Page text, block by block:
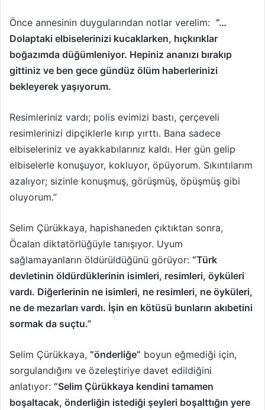
Önce annesinin duygularından notlar verelim: “…
Dolaptaki elbiselerinizi kucaklarken, hıçkırıklar
boğazımda düğümleniyor. Hepiniz ananızı bırakıp
gittiniz ve ben gece gündüz ölüm haberlerinizi
bekleyerek yaşıyorum.
Resimleriniz vardı; polis evimizi bastı, çerçeveli
resimlerinizi dipçiklerle kırıp yırttı. Bana sadece
elbiseleriniz ve ayakkabılarınız kaldı. Her gün gelip
elbiselerle konuşuyor, kokluyor, öpüyorum. Sıkıntılarım
azalıyor; sizinle konuşmuş, görüşmüş, öpüşmüş gibi
oluyorum.”
Selim Çürükkaya, hapishaneden çıktıktan sonra,
Öcalan diktatörlüğüyle tanışıyor. Uyum
sağlamayanların öldürüldüğünü görüyor: “Türk
devletinin öldürdüklerinin isimleri, resimleri, öyküleri
vardı. Diğerlerinin ne isimleri, ne resimleri, ne öyküleri,
ne de mezarları vardı. İşin en kötüsü bunların akıbetini
sormak da suçtu.”
Selim Çürükkaya, “önderliğe” boyun eğmediği için,
sorgulandığını ve özeleştiriye davet edildiğini
anlatıyor: “Selim Çürükkaya kendini tamamen
boşaltacak, önderliğin istediği şeyleri boşalttığın yere